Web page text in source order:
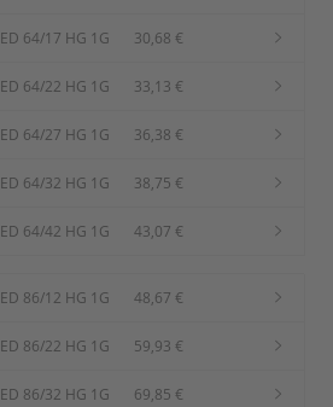
ED 64/17 HG 1G 30,68 €
ED 64/22 HG 1G 33,13 €
ED 64/27 HG 1G 36,38 €
ED 64/32 HG 1G 38,75 €
ED 64/42 HG 1G 43,07 €
ED 86/12 HG 1G 48,67 €
ED 86/22 HG 1G 59,93 €
ED 86/32 HG 1G 69,85 €